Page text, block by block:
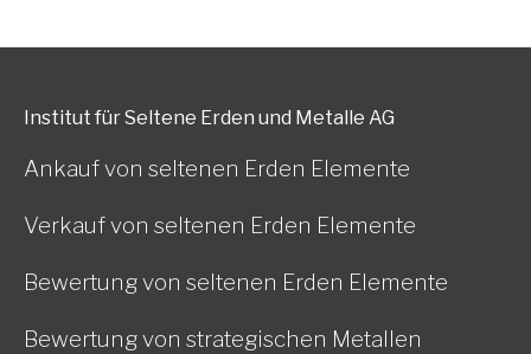
Institut für Seltene Erden und Metalle AG
Ankauf von seltenen Erden Elemente
Verkauf von seltenen Erden Elemente
Bewertung von seltenen Erden Elemente
Bewertung von strategischen Metallen